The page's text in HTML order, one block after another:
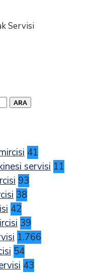
Servisi
41
servisi 11
93
38
42
39
1.766
54
43